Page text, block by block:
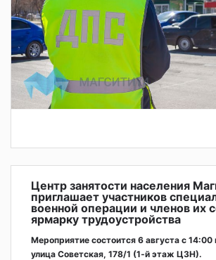
Центр занятости населения
приглашает участников
военной операции и членов их
ярмарку трудоустройства
Мероприятие состоится 6 августа с 14:00
улица Советская, 178/1 (1‑й этаж ЦЗН).